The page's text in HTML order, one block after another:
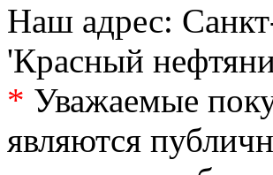
Наш адрес:
'Красный
* Уважаемые
являются